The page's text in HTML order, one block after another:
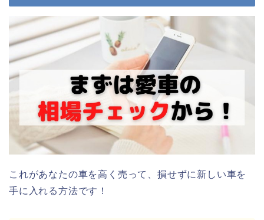
これがあなたの車を高く売って、損せずに新しい車を
手に入れる方法です！